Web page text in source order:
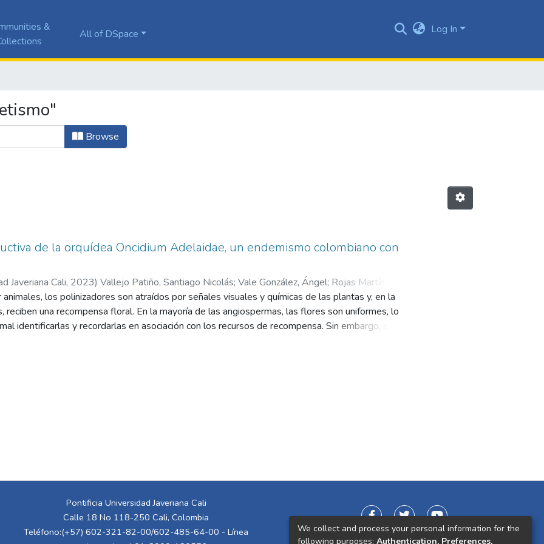
&
All of DSpace Log In
Browse
de la orquídea Oncidium Adelaidae, un endemismo colombiano con
Javeriana Cali, 2023) Vallejo Patiño, Santiago Nicolás; Vale González, Ángel; Rojas Martín,
animales, los polinizadores son atraídos por señales visuales y químicas de las plantas y, en la
reciben una recompensa floral. En la mayoría de las angiospermas, las flores son uniformes, lo
identificarlas y recordarlas en asociación con los recursos de recompensa. Sin embargo, algunas
del género Oncidium tienen heterantia: presentan dos tipos de flores en la misma inflorescencia.
con la liana Stigmaphyllon echitoides. Ambas plantas pudieran conformar sistemas miméticos
junto a otras oncidíneas con flores tipo Oncidium. Una comprensión más completa de las
y evolutivas de la heterantia en orquídeas requiere de estudios exhaustivos sobre las
Pontificia Universidad Javeriana Cali
Calle 18 No 118-250 Cali, Colombia
Teléfono:(+57) 602-321-82-00/602-485-64-00 - Línea
We collect and process your personal information for the
following purposes: Authentication, Preferences,